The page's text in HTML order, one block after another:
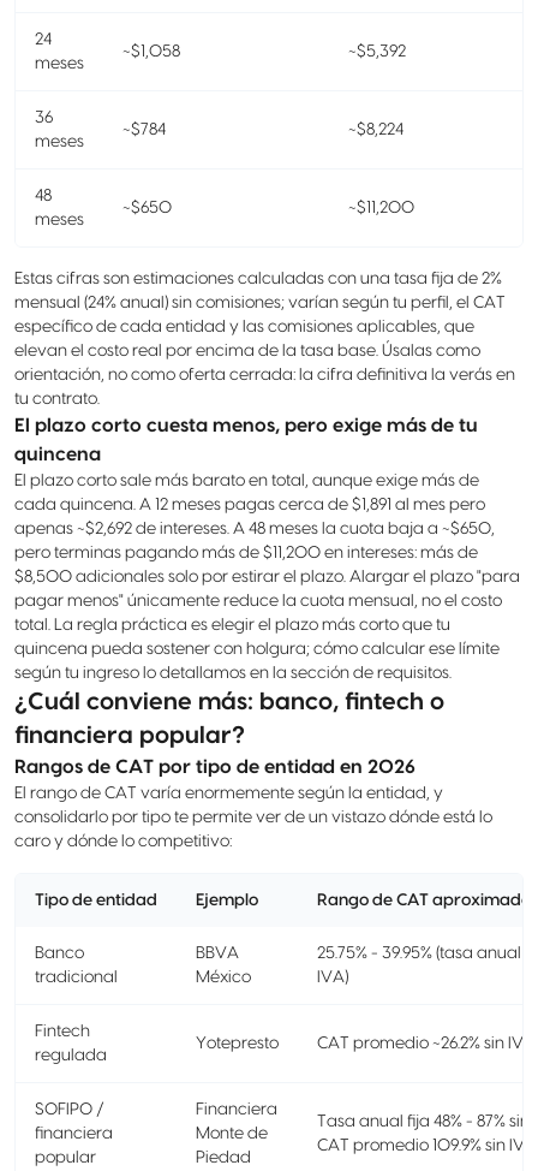
24
meses
~$1,058 ~$5,392
36
meses
~$784 ~$8,224
48
meses
~$650 ~$11,200
Estas cifras son estimaciones calculadas con una tasa fija de 2%
mensual (24% anual) sin comisiones; varían según tu perfil, el CAT
específico de cada entidad y las comisiones aplicables, que
elevan el costo real por encima de la tasa base. Úsalas como
orientación, no como oferta cerrada: la cifra definitiva la verás en
tu contrato.
El plazo corto cuesta menos, pero exige más de tu
quincena
El plazo corto sale más barato en total, aunque exige más de
cada quincena. A 12 meses pagas cerca de $1,891 al mes pero
apenas ~$2,692 de intereses. A 48 meses la cuota baja a ~$650,
pero terminas pagando más de $11,200 en intereses: más de
$8,500 adicionales solo por estirar el plazo. Alargar el plazo "para
pagar menos" únicamente reduce la cuota mensual, no el costo
total. La regla práctica es elegir el plazo más corto que tu
quincena pueda sostener con holgura; cómo calcular ese límite
según tu ingreso lo detallamos en la sección de requisitos.
¿Cuál conviene más: banco, fintech o
financiera popular?
Rangos de CAT por tipo de entidad en 2026
El rango de CAT varía enormemente según la entidad, y
consolidarlo por tipo te permite ver de un vistazo dónde está lo
caro y dónde lo competitivo:
Tipo de entidad Ejemplo Rango de CAT aproximado
Banco
tradicional
BBVA
México
25.75% - 39.95% (tasa anual
IVA)
Fintech
regulada
Yotepresto CAT promedio ~26.2% sin IVA
SOFIPO /
financiera
popular
Financiera
Monte de
Piedad
Tasa anual fija 48% - 87% sin
CAT promedio 109.9% sin IVA